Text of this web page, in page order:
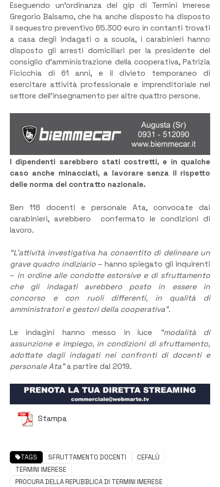
Eseguendo un’ordinanza del gip di Termini Imerese
Gregorio Balsamo, che ha anche disposto ha disposto
il sequestro preventivo 65.300 euro in contanti trovati
a casa degli indagati o a scuola, i carabinieri hanno
disposto gli arresti domiciliari per la presidente del
consiglio d’amministrazione della cooperativa, Patrizia
Ficicchia di 61 anni, e il divieto temporaneo di
esercitare attività professionale e imprenditoriale nel
settore dell’insegnamento per altre quattro persone.
I dipendenti sarebbero stati costretti, e in qualche
caso anche minacciati, a lavorare senza il rispetto
delle norma del contratto nazionale.
Ben 118 docenti e personale Ata, convocate dai
carabinieri, avrebbero confermato le condizioni di
lavoro.
“L’attività investigativa ha consentito di delineare un
grave quadro indiziario – hanno spiegato gli inquirenti
– in ordine alle condotte estorsive e di sfruttamento
che gli indagati avrebbero posto in essere in
concorso e con ruoli differenti, in qualità di
amministratori e gestori della cooperativa”.
Le indagini hanno messo in luce
“modalità di
assunzione e impiego, in condizioni di sfruttamento,
adottate dagli indagati nei confronti di docenti e
personale Ata”a partire dal 2019.
Stampa
TAGS SFRUTTAMENTO DOCENTI
CEFALÙ
TERMINI IMERESE
PROCURA DELLA REPUBBLICA DI TERMINI IMERESE